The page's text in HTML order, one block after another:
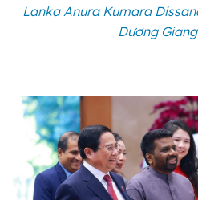
Lanka Anura Kumara
Dương